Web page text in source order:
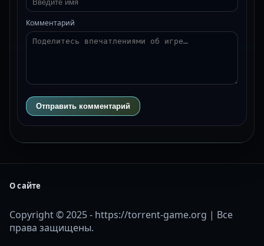
Комментарий
Отправить комментарий
О сайте
Copyright © 2025 - https://torrent-game.org | Все
права защищены.